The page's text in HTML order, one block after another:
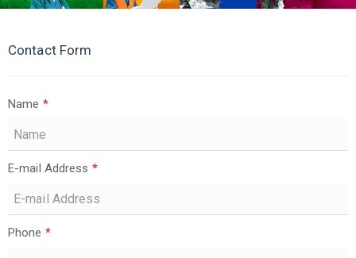
Contact Form
Name *
E-mail Address *
Phone *